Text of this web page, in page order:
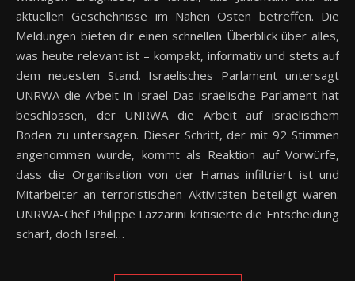
aktuellen Geschehnisse im Nahen Osten betreffen. Die
Meldungen bieten dir einen schnellen Überblick über alles,
was heute relevant ist – kompakt, informativ und stets auf
dem neuesten Stand. Israelisches Parlament untersagt
UNRWA die Arbeit in Israel Das israelische Parlament hat
beschlossen, der UNRWA die Arbeit auf israelischem
Boden zu untersagen. Dieser Schritt, der mit 92 Stimmen
angenommen wurde, kommt als Reaktion auf Vorwürfe,
dass die Organisation von der Hamas infiltriert ist und
Mitarbeiter an terroristischen Aktivitäten beteiligt waren.
UNRWA-Chef Philippe Lazzarini kritisierte die Entscheidung
scharf, doch Israel…